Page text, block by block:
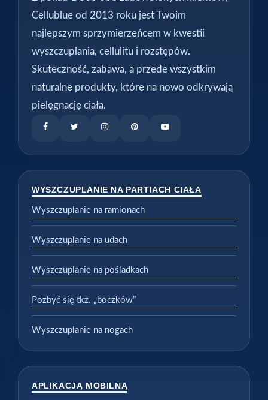
Cellublue od 2013 roku jest Twoim
najlepszym sprzymierzeńcem w kwestii
wyszczuplania, cellulitu i rozstępów.
Skuteczność, zabawa, a przede wszystkim
naturalne produkty, które na nowo odkrywają
pielęgnację ciała.
WYSZCZUPLANIE NA PARTIACH CIAŁA
Wyszczuplanie na ramionach
Wyszczuplanie na udach
Wyszczuplanie na pośladkach
Pozbyć się tkz. „boczków”
Wyszczuplanie na nogach
APLIKACJĄ MOBILNĄ